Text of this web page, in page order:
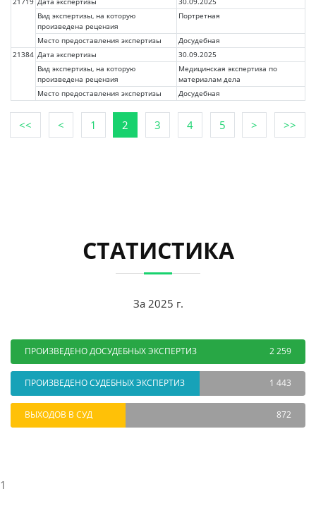
Вид экспертизы, на которую
произведена рецензия
Портретная
Место предоставления экспертизы
Досудебная
21384 Дата экспертизы
30.09.2025
Вид экспертизы, на которую
произведена рецензия
Медицинская экспертиза по
материалам дела
Место предоставления экспертизы
Досудебная
<< < 1 2 3 4 5 > >>
СТАТИСТИКА
За 2025 г.
ПРОИЗВЕДЕНО ДОСУДЕБНЫХ ЭКСПЕРТИЗ 2 259
ПРОИЗВЕДЕНО СУДЕБНЫХ ЭКСПЕРТИЗ 1 443
ВЫХОДОВ В СУД 872
1